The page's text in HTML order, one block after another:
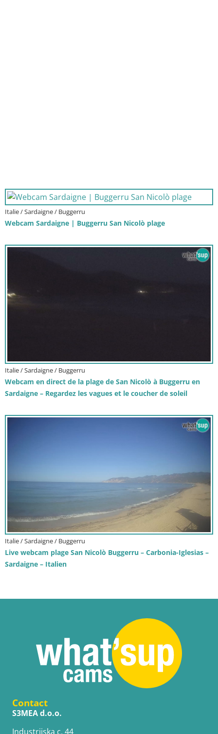
Italie / Sardaigne / Buggerru
Webcam Sardaigne | Buggerru San Nicolò plage
Italie / Sardaigne / Buggerru
Webcam en direct de la plage de San Nicolò à Buggerru en
Sardaigne – Regardez les vagues et le coucher de soleil
Italie / Sardaigne / Buggerru
Live webcam plage San Nicolò Buggerru – Carbonia-Iglesias –
Sardaigne – Italien
Contact
S3MEA d.o.o.
Industrijska c. 44